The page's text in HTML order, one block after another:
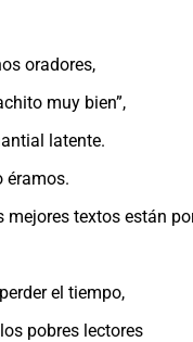
oradores,
muy bien”,
latente.
éramos.
mejores textos están
el tiempo,
pobres lectores